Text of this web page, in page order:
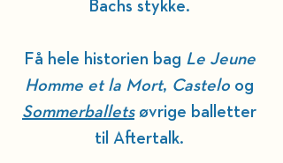
Bachs stykke.
Få hele historien bag Le Jeune
Homme et la Mort, Castelo og
Sommerballets øvrige balletter
til Aftertalk.